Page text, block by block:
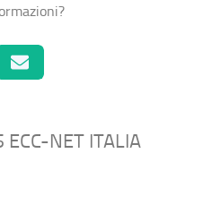
ECC-NET ITALIA